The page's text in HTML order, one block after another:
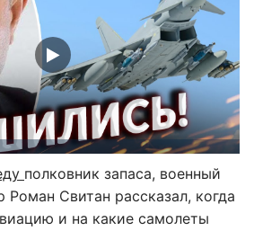
полковник запаса, военный
Роман Свитан рассказал, когда
и на какие самолеты